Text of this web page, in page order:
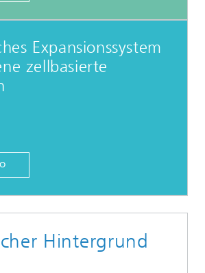
Expansions­system
zellbasierte
Hintergrund